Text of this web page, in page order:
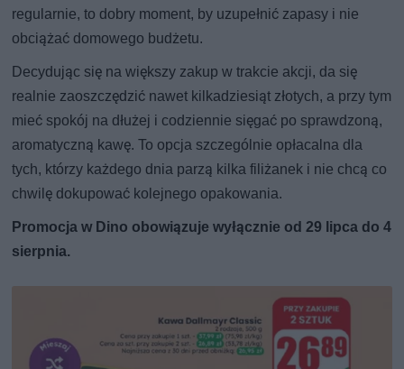
regularnie, to dobry moment, by uzupełnić zapasy i nie
obciążać domowego budżetu.
Decydując się na większy zakup w trakcie akcji, da się
realnie zaoszczędzić nawet kilkadziesiąt złotych, a przy tym
mieć spokój na dłużej i codziennie sięgać po sprawdzoną,
aromatyczną kawę. To opcja szczególnie opłacalna dla
tych, którzy każdego dnia parzą kilka filiżanek i nie chcą co
chwilę dokupować kolejnego opakowania.
Promocja w Dino obowiązuje wyłącznie od 29 lipca do 4
sierpnia.